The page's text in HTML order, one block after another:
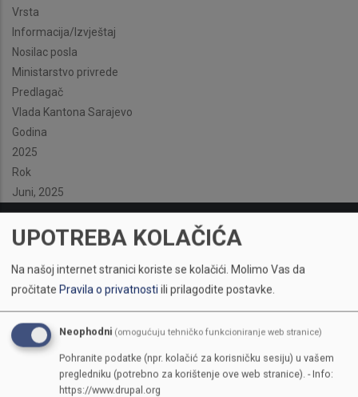
Vrsta
Informacija/Izvještaj
Nosilac posla
Ministarstvo privrede
Predlagač
Vlada Kantona Sarajevo
Godina
2025
Rok
Juni, 2025
UPOTREBA KOLAČIĆA
Na našoj internet stranici koriste se kolačići. Molimo Vas da
pročitate Pravila o privatnostiili prilagodite postavke.
Neophodni (omogućuju tehničko funkcioniranje web stranice)
Pohranite podatke (npr. kolačić za korisničku sesiju) u vašem
pregledniku (potrebno za korištenje ove web stranice). - Info:
https://www.drupal.org